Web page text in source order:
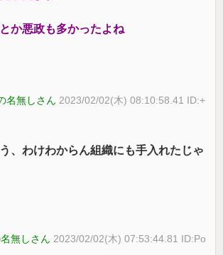
か悪政も多かったよね
名無しさん 2023/02/02(木) 08:10:58.41 ID:+
、わけわからん組織にも手入れたじゃ
無しさん 2023/02/02(木) 07:53:44.81 ID:Po